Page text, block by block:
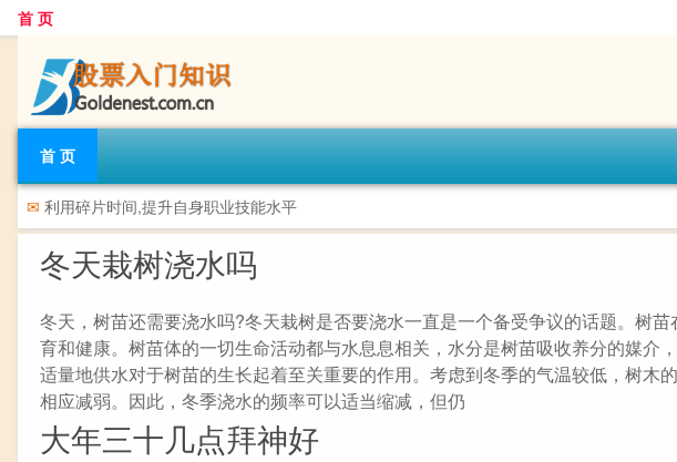
首 页
首 页
✉ 利用碎片时间,提升自身职业技能水平
冬天栽树浇水吗
冬天，树苗还需要浇水吗?冬天栽树是否要浇水一直是一个备受争议的话题。树
育和健康。树苗体的一切生命活动都与水息息相关，水分是树苗吸收养分的媒介
适量地供水对于树苗的生长起着至关重要的作用。考虑到冬季的气温较低，树木
相应减弱。因此，冬季浇水的频率可以适当缩减，但仍
大年三十几点拜神好